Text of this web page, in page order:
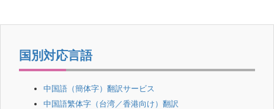
o
国別対応言語
中国語（簡体字）翻訳サービス
中国語繁体字（台湾／香港向け）翻訳